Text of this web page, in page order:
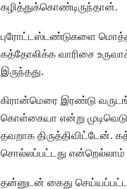
கழித்துக்கொண்டிருந்தான்.
புரோட்டஸ்டண்டுகளை
கத்தோலிக்க வாரிசை
இருந்தது.
கிரான்மெரை இரண்டு
கொள்கையா என்று
தவறாக திருத்திவிட்டேன்.
சொல்லப்பட்டது என்றெல்லாம்
தன்னுடன் கைது